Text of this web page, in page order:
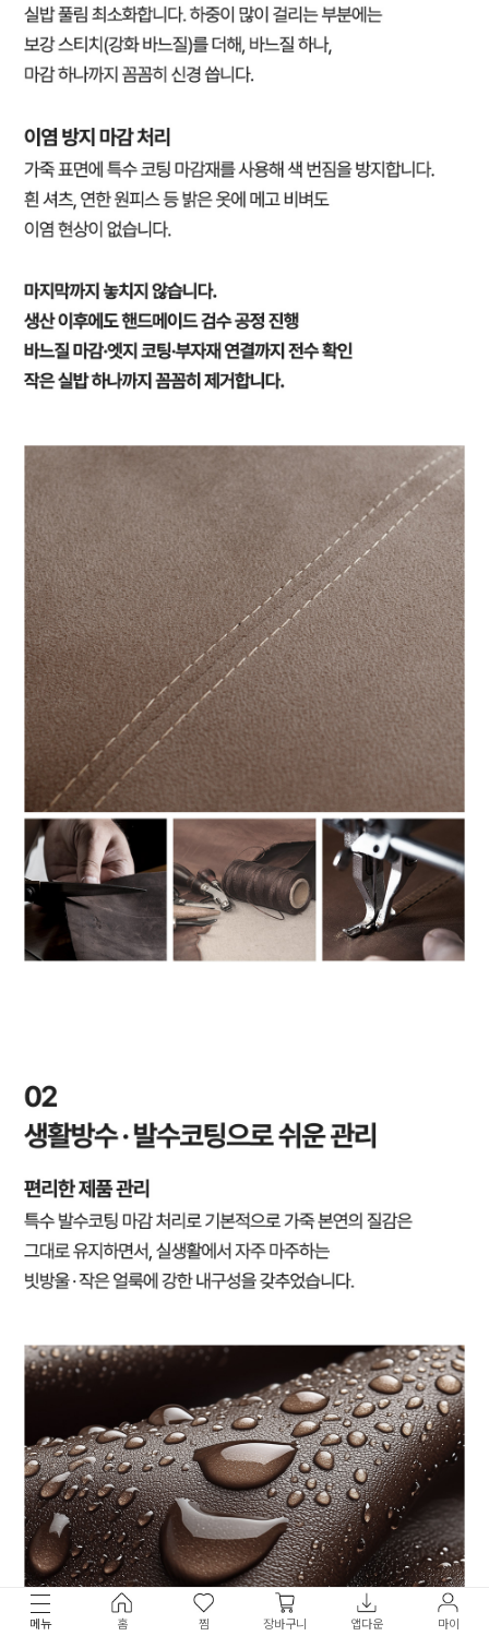
메뉴 홈 찜 장바구니 앱다운 마이